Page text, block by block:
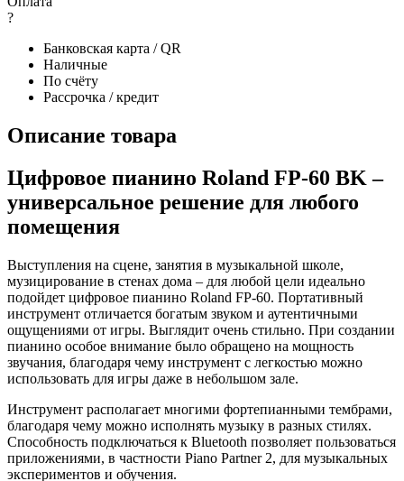
?
Банковская карта / QR
Наличные
По счёту
Рассрочка / кредит
Описание товара
Цифровое пианино Roland FP-60 BK –
универсальное решение для любого
помещения
Выступления на сцене, занятия в музыкальной школе,
музицирование в стенах дома – для любой цели идеально
подойдет цифровое пианино Roland FP-60. Портативный
инструмент отличается богатым звуком и аутентичными
ощущениями от игры. Выглядит очень стильно. При создании
пианино особое внимание было обращено на мощность
звучания, благодаря чему инструмент с легкостью можно
использовать для игры даже в небольшом зале.
Инструмент располагает многими фортепианными тембрами,
благодаря чему можно исполнять музыку в разных стилях.
Способность подключаться к Bluetooth позволяет пользоваться
приложениями, в частности Piano Partner 2, для музыкальных
экспериментов и обучения.